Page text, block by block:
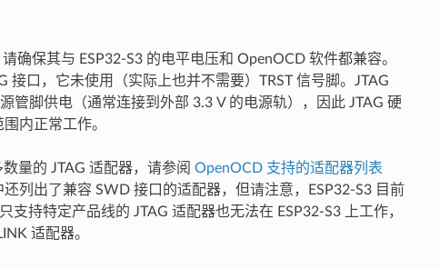
确保其与 ESP32-S3 的电平电压和 OpenOCD 软件都兼容。
接口，它未使用（实际上也并不需要）TRST 信号脚。JTAG
管脚供电（通常连接到外部 3.3 V 的电源轨），因此 JTAG 硬
内正常工作。
量的 JTAG 适配器，请参阅 OpenOCD 支持的适配器列表
列出了兼容 SWD 接口的适配器，但请注意，ESP32-S3 目前
持特定产品线的 JTAG 适配器也无法在 ESP32-S3 上工作，
适配器。